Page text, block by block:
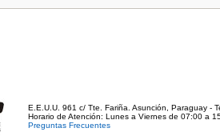
E.E.U.U. 961 c/ Tte. Fariña. Asunción, Paraguay -
Horario de Atención: Lunes a Viernes de 07:00 a
Preguntas Frecuentes